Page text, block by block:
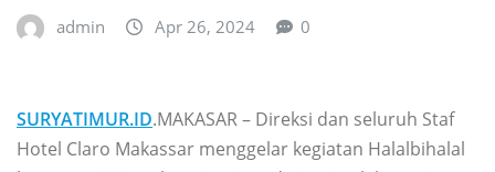
admin Apr 26, 2024 0
SURYATIMUR.ID.MAKASAR – Direksi dan seluruh Staf
Hotel Claro Makassar menggelar kegiatan Halalbihalal